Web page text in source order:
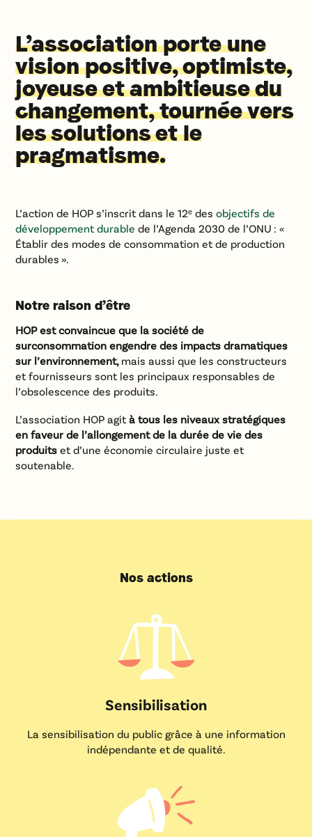
L’association porte une
vision positive, optimiste,
joyeuse et ambitieuse du
changement, tournée vers
les solutions et le
pragmatisme.
L’action de HOP s’inscrit dans le 12ᵉ desobjectifs de
développement durable de l’Agenda 2030 de l’ONU : «
Établir des modes de consommation et de production
durables ».
Notre raison d’être
HOP est convaincue que la société de
surconsommation engendre des impacts dramatiques
sur l’environnement, mais aussi que les constructeurs
et fournisseurs sont les principaux responsables de
l’obsolescence des produits.
L’association HOP agità tous les niveaux stratégiques
en faveur de l’allongement de la durée de vie des
produits et d’une économie circulaire juste et
soutenable.
Nos actions
Sensibilisation
La sensibilisation du public grâce à une information
indépendante et de qualité.